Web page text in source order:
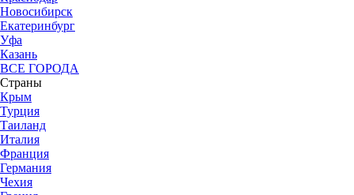
Новосибирск
Екатеринбург
Уфа
Казань
ВСЕ ГОРОДА
Страны
Крым
Турция
Таиланд
Италия
Франция
Германия
Чехия